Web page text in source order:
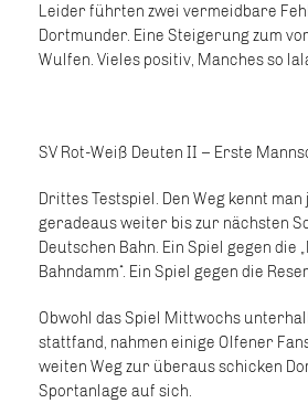
Leider führten zwei vermeidbare
Dortmunder. Eine Steigerung zum
Wulfen. Vieles positiv, Manches so
SV Rot-Weiß Deuten II – Erste
Drittes Testspiel. Den Weg kennt
geradeaus weiter bis zur nächsten
Deutschen Bahn. Ein Spiel gegen die
Bahndamm“. Ein Spiel gegen die
Obwohl das Spiel Mittwochs
stattfand, nahmen einige Olfener
weiten Weg zur überaus schicken
Sportanlage auf sich.